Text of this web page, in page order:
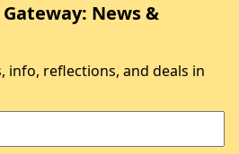
News &
info, reflections, and deals in